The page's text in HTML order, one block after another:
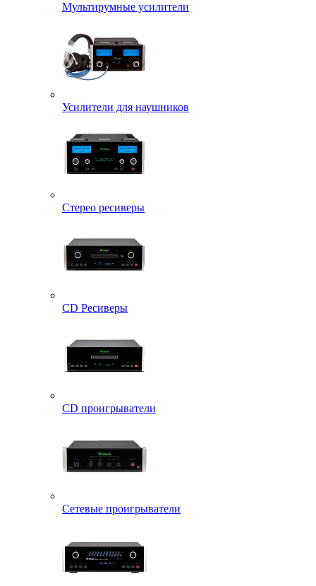
Мультирумные усилители
Усилители для наушников
Стерео ресиверы
CD Ресиверы
CD проигрыватели
Сетевые проигрыватели